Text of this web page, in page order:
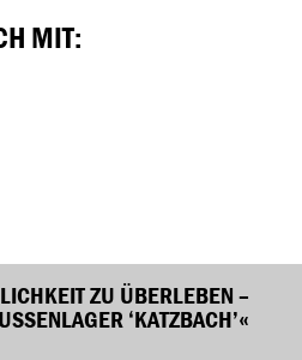
MIT:
ZU ÜBERLEBEN –
‘KATZBACH’«